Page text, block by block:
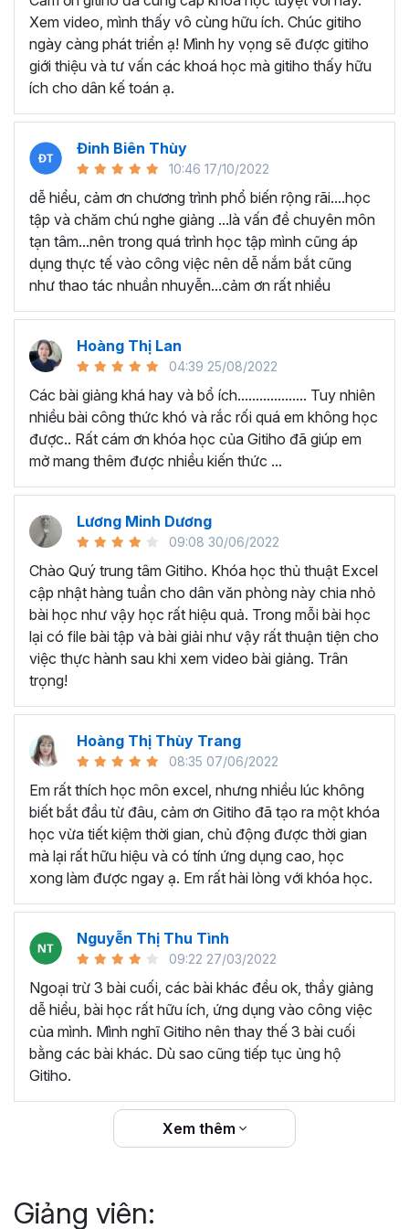
Học nhanh nhưng nhớ lâu bởi luôn có các bài tập
thực hành kèm với lý thuyết.
Các video bài giảng được xây dựng dựa trên các
chủ đề cụ thể, đồng thời chú trọng tối đa đến tính
ứng dụng cao. Đặc biệt, bộ videocác thủ thuật
khác, phù hợp với tất cả mọi đối tượng muốn tỏa
sáng nơi công sở với thủ thuật Excel nâng cao thông
minh và tạo kết quả bất ngờ trong công việc.
Bạn sẽ tự tin xử lý được mọi việc trên các công cụ
Excel một cách chuyên nghiệp giúp đẩy nhân được
tiến độ công việc, nâng cao hiệu suất làm việc lên
tới 5 lần.
Đặc biệt khiđăng ký khóa học EXG02học viên sẽ có cơ
hội nhận ưu đãi sở hữu trọn đời chỉ với
tác đăng ký khá đơn giản, bạn chỉ cần nhấn vào ĐĂNG
KÝ HỌC NGAY khóa học EXG08 trên gitiho.com là xong.
Nếu có bất cứ thắc mắc nào liên quan đến tớikhóa học
EXG02 - Thủ thuật Excel cập nhật hàng tuầnbạn hãy
để kết nối cho Gitiho qua hotline 0774 116 285 để được
tư vấn chi tiết nhé.
Nội dung bài giảng trong khóa
học thủ thuật trên Excel của
Gitiho?
Khóa học Thủ thuật Excel cập nhật các mẹo Excel văn
phòng hàng tuần, bạn có thể được update những nội
dung mới nhất về tin học văn phòng như sau:
Định dạng nhanh bằng công cụFormat Paintervà
toán, các thủ thuật excel tính tổng, đặt tên nhanh
cho bảng tính, hiển thị công thức trong ô, tạo ghi
chú và cố định dòng - cột.
Kỹ thuật định dạng và xử lý dữ liệu bao gồm tự động
thêm ký hiệu tiền tệ, viết biểu thức hóa học - toán
học và loại bỏ dữ liệu trùng lặp.
Tổng hợp thủ thuật với hàm, công thức bao gồm
cách tắt/mở gợi ý khi viết hàm, đặt tên và sử dụng
gian.
Tổng hợp hàm, công thức tính toán theo thời gian
như hàm tính toán theo tháng, tuổi, ngày hết hạn
hợp đồng,...
Hướng dẫn dùng các hàm và công thức nâng cao
nhưSUM, SUMIFS, VLOOKUP, INDEX, và các thủ
thuật hay trong Excel khác với hàm và công thức.
Những thiết lập chế độ làm việc trên Excel như thiết
lập theme, background, in ấn, và các thanh, tiêu đề,
đường kẻ lưới trong Excel.
và gán nội dung văn bản vào hình khối.
Xem video, mình thấy vô cùng hữu ích. Chúc gitiho
ngày càng phát triển ạ! Mình hy vọng sẽ được gitiho
giới thiệu và tư vấn các khoá học mà gitiho thấy hữu
ích cho dân kế toán ạ.
Đinh Biên Thùy
10:46 17/10/2022
dễ hiểu, cảm ơn chương trình phổ biến rộng rãi....học
tập và chăm chú nghe giảng ...là vấn đề chuyên môn
tạn tâm...nên trong quá trình học tập mình cũng áp
dụng thực tế vào công việc nên dễ nắm bắt cũng
như thao tác nhuần nhuyễn...cảm ơn rất nhiều
Hoàng Thị Lan
04:39 25/08/2022
Các bài giảng khá hay và bổ ích................... Tuy nhiên
nhiều bài công thức khó và rắc rối quá em không học
được.. Rất cám ơn khóa học của Gitiho đã giúp em
mở mang thêm được nhiều kiến thức ...
Lương Minh Dương
09:08 30/06/2022
Chào Quý trung tâm Gitiho. Khóa học thủ thuật Excel
cập nhật hàng tuần cho dân văn phòng này chia nhỏ
bài học như vậy học rất hiệu quả. Trong mỗi bài học
lại có file bài tập và bài giải như vậy rất thuận tiện cho
việc thực hành sau khi xem video bài giảng. Trân
trọng!
Hoàng Thị Thùy Trang
08:35 07/06/2022
Em rất thích học môn excel, nhưng nhiều lúc không
biết bắt đầu từ đâu, cảm ơn Gitiho đã tạo ra một khóa
học vừa tiết kiệm thời gian, chủ động được thời gian
mà lại rất hữu hiệu và có tính ứng dụng cao, học
xong làm được ngay ạ. Em rất hài lòng với khóa học.
Nguyễn Thị Thu Tình
09:22 27/03/2022
Ngoại trừ 3 bài cuối, các bài khác đều ok, thầy giảng
dễ hiểu, bài học rất hữu ích, ứng dụng vào công việc
của mình. Mình nghĩ Gitiho nên thay thế 3 bài cuối
bằng các bài khác. Dù sao cũng tiếp tục ủng hộ
Gitiho.
Xem thêm
Giảng viên: